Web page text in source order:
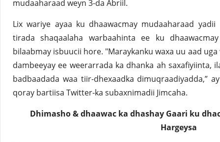
mudaaharaad weyn 3-da Abriil.
Lix wariye ayaa ku dhaawacmay mudaaharaad
tirada shaqaalaha warbaahinta ee ku
bilaabmay isbuucii hore. "Maraykanku waxa uu aad
dambeeyay ee weerarrada ka dhanka ah saxafiyiinta,
badbaadada waa tiir-dhexaadka dimuqraadiyadda,”
qoray bartiisa Twitter-ka subaxnimadii Jimcaha.
Dhimasho & dhaawac ka dhashay Gaari ku
Hargeysa